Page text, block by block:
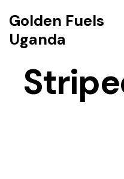
Golden Fuels
Uganda